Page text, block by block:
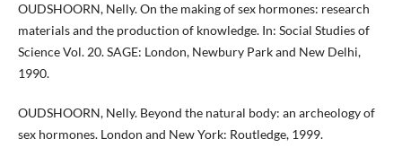
OUDSHOORN, Nelly. On the making of sex hormones: research
materials and the production of knowledge. In: Social Studies of
Science Vol. 20. SAGE: London, Newbury Park and New Delhi,
1990.
OUDSHOORN, Nelly. Beyond the natural body: an archeology of
sex hormones. London and New York: Routledge, 1999.